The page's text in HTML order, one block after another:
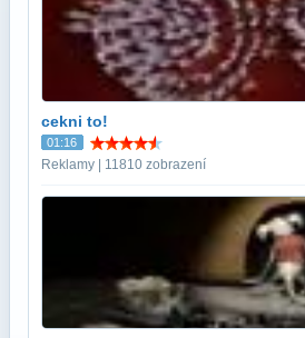
cekni to!
01:16
Reklamy | 11810 zobrazení